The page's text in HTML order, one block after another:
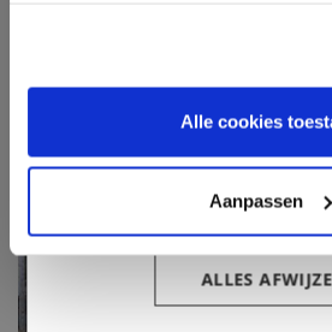
Alle cookies
Aanpassen
Informatie
Oosterveld Makelaardij
9591 AK Onstwedde
info@oosterveld-
Functioneel
ALLES
ALLES